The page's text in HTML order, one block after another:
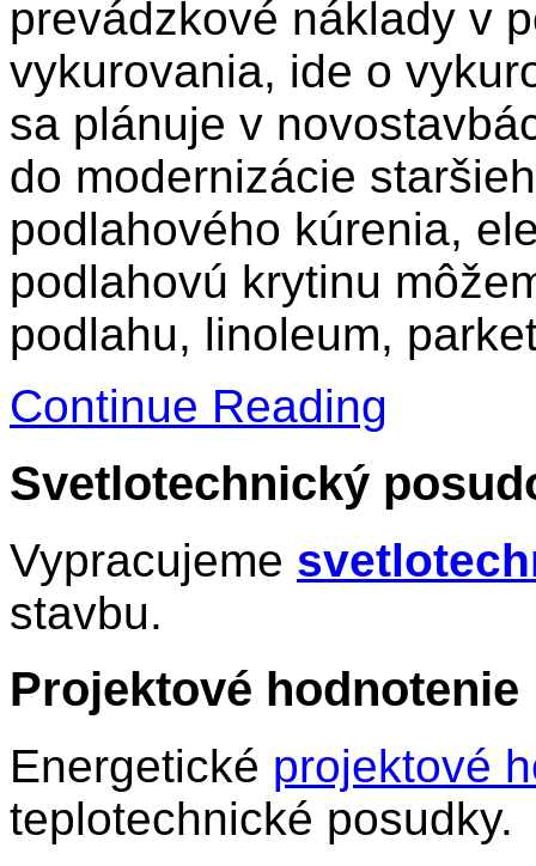
prevádzkové náklady v
vykurovania, ide o
sa plánuje v
do modernizácie
podlahového kúrenia,
podlahovú krytinu
podlahu, linoleum,
Continue Reading
Svetlotechnický
Vypracujeme
stavbu.
Projektové hodnotenie
Energetické projektové
teplotechnické posudky.